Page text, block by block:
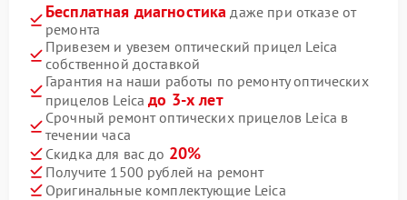
Бесплатная диагностика даже при отказе от
ремонта
Привезем и увезем оптический прицел Leica
собственной доставкой
Гарантия на наши работы по ремонту оптических
прицелов Leicaдо 3-х лет
Срочный ремонт оптических прицелов Leica в
течении часа
Скидка для вас до 20%
Получите 1500 рублей на ремонт
Оригинальные комплектующие Leica